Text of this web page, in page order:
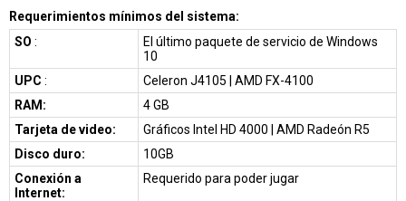
Requerimientos mínimos del sistema:
SO :
El último paquete de servicio de Windows
10
UPC :
Celeron J4105 | AMD FX-4100
RAM:
4 GB
Tarjeta de video:
Gráficos Intel HD 4000 | AMD Radeón R5
Disco duro:
10GB
Conexión a
Internet:
Requerido para poder jugar